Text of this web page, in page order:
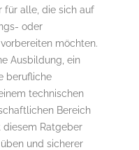
für alle, die sich auf
oder
möchten.
Ausbildung, ein
berufliche
technischen
Bereich
diesem Ratgeber
und sicherer